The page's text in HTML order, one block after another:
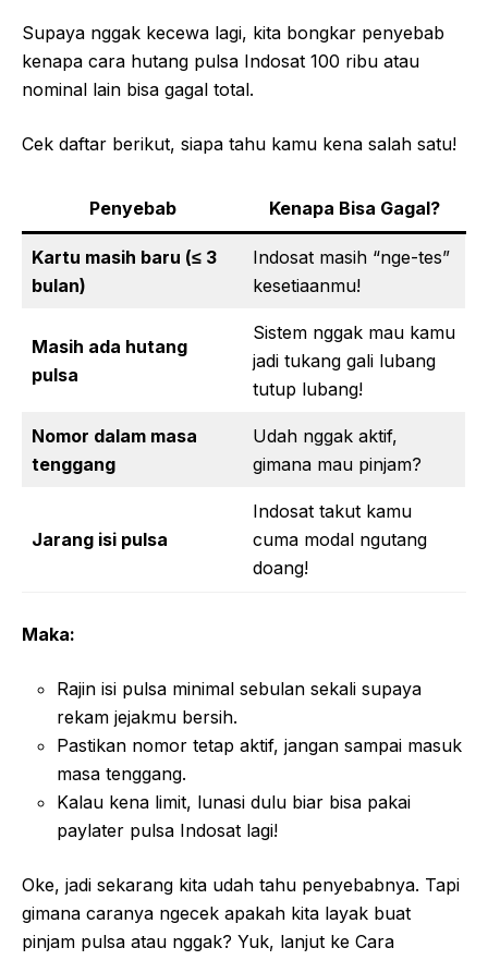
Supaya nggak kecewa lagi, kita bongkar penyebab
kenapa cara hutang pulsa Indosat 100 ribu atau
nominal lain bisa gagal total.
Cek daftar berikut, siapa tahu kamu kena salah satu!
Penyebab Kenapa Bisa Gagal?
Kartu masih baru (≤ 3
bulan)
Indosat masih “nge-tes”
kesetiaanmu!
Masih ada hutang
pulsa
Sistem nggak mau kamu
jadi tukang gali lubang
tutup lubang!
Nomor dalam masa
tenggang
Udah nggak aktif,
gimana mau pinjam?
Jarang isi pulsa
Indosat takut kamu
cuma modal ngutang
doang!
Maka:
Rajin isi pulsa minimal sebulan sekali supaya
rekam jejakmu bersih.
Pastikan nomor tetap aktif, jangan sampai masuk
masa tenggang.
Kalau kena limit, lunasi dulu biar bisa pakai
paylater pulsa Indosat lagi!
Oke, jadi sekarang kita udah tahu penyebabnya. Tapi
gimana caranya ngecek apakah kita layak buat
pinjam pulsa atau nggak? Yuk, lanjut ke Cara